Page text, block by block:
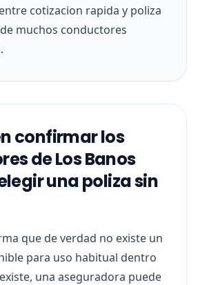
cotizacion rapida y poliza
muchos conductores
confirmar los
de Los Banos
una poliza sin
que de verdad no existe un
para uso habitual dentro
una aseguradora puede